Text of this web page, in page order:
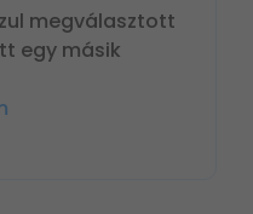
megválasztott
egy másik